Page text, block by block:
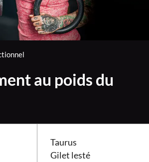
au poids du
Taurus
Gilet lesté